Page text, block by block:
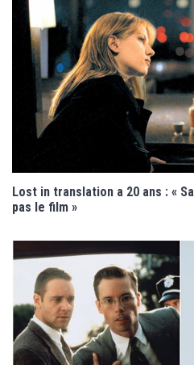
Lost in translation a 20 ans : «
pas le film »